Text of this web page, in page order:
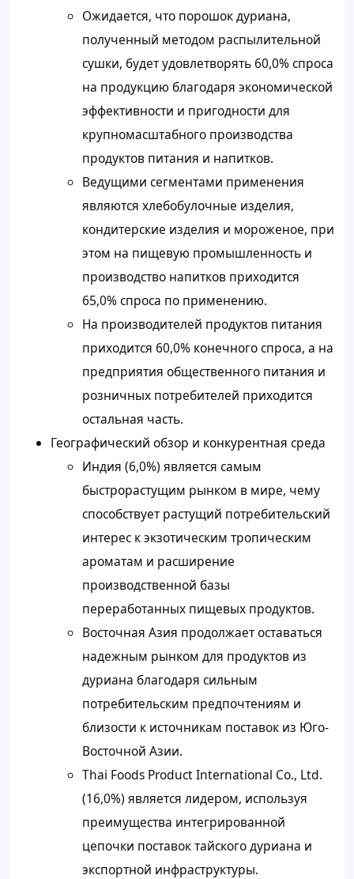
Ожидается, что порошок дуриана,
полученный методом распылительной
сушки, будет удовлетворять 60,0% спроса
на продукцию благодаря экономической
эффективности и пригодности для
крупномасштабного производства
продуктов питания и напитков.
Ведущими сегментами применения
являются хлебобулочные изделия,
кондитерские изделия и мороженое, при
этом на пищевую промышленность и
производство напитков приходится
65,0% спроса по применению.
На производителей продуктов питания
приходится 60,0% конечного спроса, а на
предприятия общественного питания и
розничных потребителей приходится
остальная часть.
Географический обзор и конкурентная среда
Индия (6,0%) является самым
быстрорастущим рынком в мире, чему
способствует растущий потребительский
интерес к экзотическим тропическим
ароматам и расширение
производственной базы
переработанных пищевых продуктов.
Восточная Азия продолжает оставаться
надежным рынком для продуктов из
дуриана благодаря сильным
потребительским предпочтениям и
близости к источникам поставок из Юго-
Восточной Азии.
Thai Foods Product International Co., Ltd.
(16,0%) является лидером, используя
преимущества интегрированной
цепочки поставок тайского дуриана и
экспортной инфраструктуры.